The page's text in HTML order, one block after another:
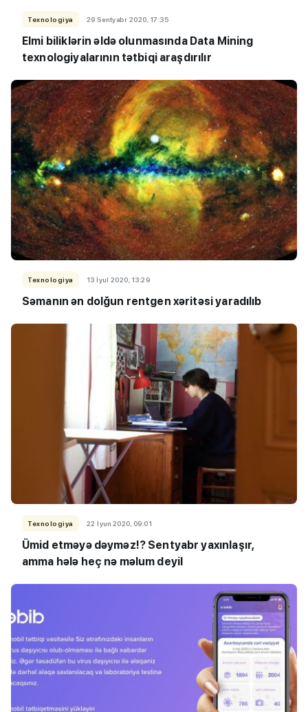
Texnologiya 29 Sentyabr 2020, 17:35
Elmi biliklərin əldə olunmasında Data Mining
texnologiyalarının tətbiqi araşdırılır
Texnologiya 13 İyul 2020, 13:29
Səmanın ən dolğun rentgen xəritəsi yaradılıb
Texnologiya 22 İyun 2020, 09:01
Ümid etməyə dəyməz!? Sentyabr yaxınlaşır,
amma hələ heç nə məlum deyil